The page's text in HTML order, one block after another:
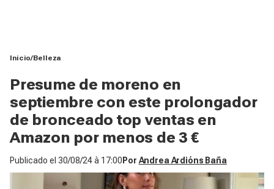
Inicio Belleza
Presume de moreno en
septiembre con este prolongador
de bronceado top ventas en
Amazon por menos de 3 €
Publicado el 30/08/24 à 17:00 Por Andrea Ardións Baña